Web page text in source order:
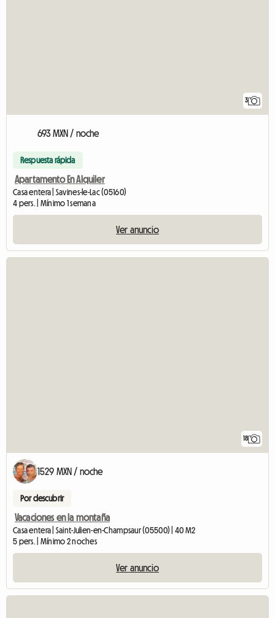
3
693 MXN / noche
Respuesta rápida
Apartamento En Alquiler
Casa entera | Savines-le-Lac (05160)
4 pers. | Mínimo 1 semana
Ver anuncio
18
1529 MXN / noche
Por descubrir
Vacaciones en la montaña
Casa entera | Saint-Julien-en-Champsaur (05500) | 40 M2
5 pers. | Mínimo 2 noches
Ver anuncio